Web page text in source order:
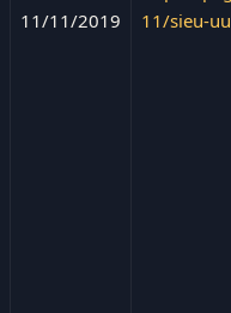
11/11/2019
11/sieu-